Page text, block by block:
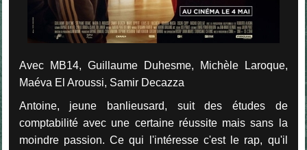
Avec MB14, Guillaume Duhesme, Michèle Laroque,
Maéva El Aroussi, Samir Decazza
Antoine, jeune banlieusard, suit des études de
comptabilité avec une certaine réussite mais sans la
moindre passion. Ce qui l'intéresse c'est le rap, qu'il